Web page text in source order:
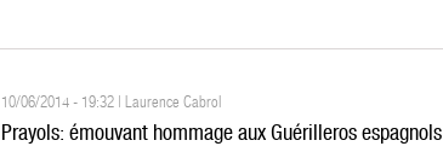
10/06/2014 - 19:32 | Laurence Cabrol
Prayols: émouvant hommage aux Guérilleros espagnols